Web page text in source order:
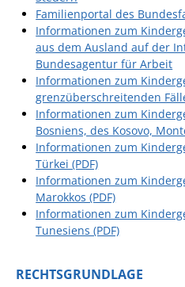
Familienportal des
Informationen zum
aus dem Ausland auf der
Bundesagentur für Arbeit
Informationen zum
grenzüberschreitenden
Informationen zum
Bosniens, des Kosovo,
Informationen zum
Türkei (PDF)
Informationen zum
Marokkos (PDF)
Informationen zum
Tunesiens (PDF)
RECHTSGRUNDLAGE